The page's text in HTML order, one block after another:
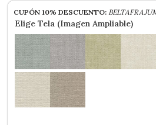
CUPÓN 10% DESCUENTO:
Elige Tela (Imagen Ampliable)